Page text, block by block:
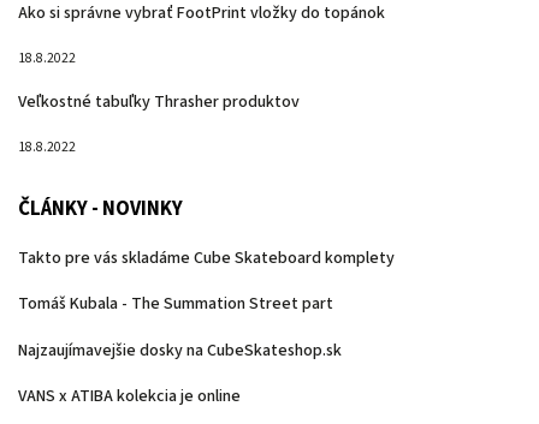
Ako si správne vybrať FootPrint vložky do topánok
18.8.2022
Veľkostné tabuľky Thrasher produktov
18.8.2022
ČLÁNKY - NOVINKY
Takto pre vás skladáme Cube Skateboard komplety
Tomáš Kubala - The Summation Street part
Najzaujímavejšie dosky na CubeSkateshop.sk
VANS x ATIBA kolekcia je online